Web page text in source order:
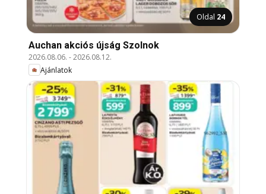
Oldal 24
Auchan akciós újság Szolnok
2026.08.06. -2026.08.12.
Ajánlatok